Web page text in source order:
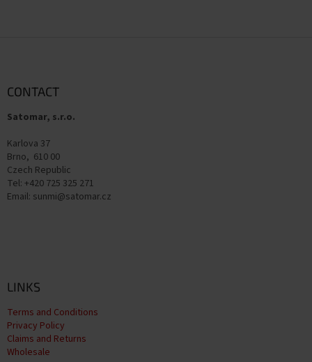
CONTACT
Satomar, s.r.o.
Karlova 37
Brno, 610 00
Czech Republic
Tel: +420 725 325 271
Email: sunmi@satomar.cz
LINKS
Terms and Conditions
Privacy Policy
Claims and Returns
Wholesale